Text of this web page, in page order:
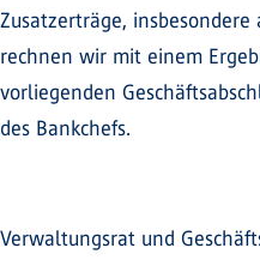
Zusatzerträge, insbesondere
rechnen wir mit einem
vorliegenden
des Bankchefs.
Verwaltungsrat und